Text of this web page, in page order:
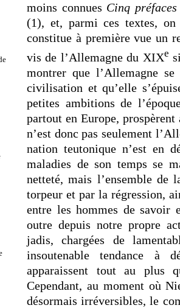
moins connues Cinq
(1), et, parmi ces textes,
constitue à première vue un
vis de l’Allemagne du XIXe
montrer que l’Allemagne
civilisation et qu’elle
petites ambitions de
partout en Europe,
n’est donc pas seulement
nation teutonique n’est en
maladies de son temps se
netteté, mais l’ensemble de
torpeur et par la régression,
entre les hommes de savoir
outre depuis notre propre
jadis, chargées de
insoutenable tendance à
apparaissent tout au plus
Cependant, au moment où
désormais irréversibles, le